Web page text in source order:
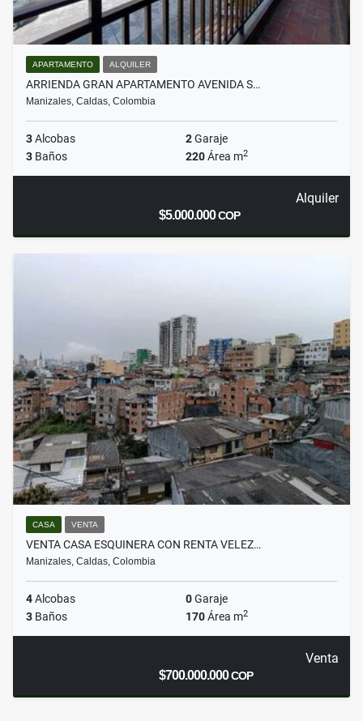
APARTAMENTO ALQUILER
ARRIENDA GRAN APARTAMENTO AVENIDA S…
Manizales, Caldas, Colombia
3Alcobas 2Garaje
3 Baños 220Área m2
Alquiler
$5.000.000COP
CASA VENTA
VENTA CASA ESQUINERA CON RENTA VELEZ…
Manizales, Caldas, Colombia
4Alcobas 0Garaje
3 Baños 170Área m2
Venta
$700.000.000COP